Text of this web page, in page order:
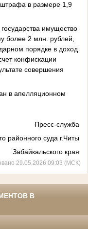
в размере 1,9
имущество
более 2 млн. рублей,
порядке в доход
конфискации
совершения
в апелляционном
Пресс-служба
районного суда г.Читы
Забайкальского края
29.05.2026 09:03 (МСК)
В